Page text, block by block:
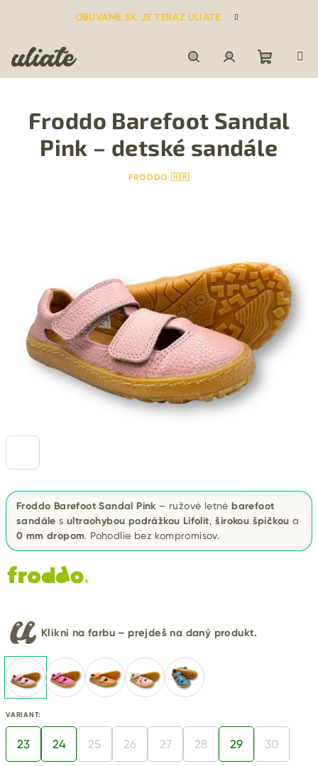
OBUVAME.SK JE TERAZ ULIATE.
HľadaťPrihlásenie
košík
Froddo Barefoot Sandal Pink – ružové letnébarefoot
sandále sultraohybou podrážkou Lifolit,širokou špičkou a
0 mm dropom. Pohodlie bez kompromisov.
Klikni na farbu – prejdeš na daný produkt.
VARIANT:
23 24 25 26 27 28 29 30
Froddo Barefoot Sandal
Pink – detské sandále
FRODDO 🇭🇷